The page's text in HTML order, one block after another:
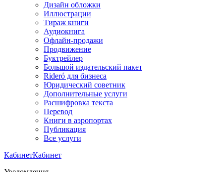
Дизайн обложки
Иллюстрации
Тираж книги
Аудиокнига
Офлайн-продажи
Продвижение
Буктрейлер
Большой издательский пакет
Rideró для бизнеса
Юридический советник
Дополнительные услуги
Расшифровка текста
Перевод
Книги в аэропортах
Публикация
Все услуги
КабинетКабинет